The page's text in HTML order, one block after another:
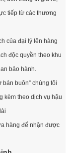
tiếp từ các thương
của đại lý lên hàng
độc quyền theo khu
bảo hành.
buôn” chúng tôi
kèm theo dịch vụ hậu
hàng để nhận được